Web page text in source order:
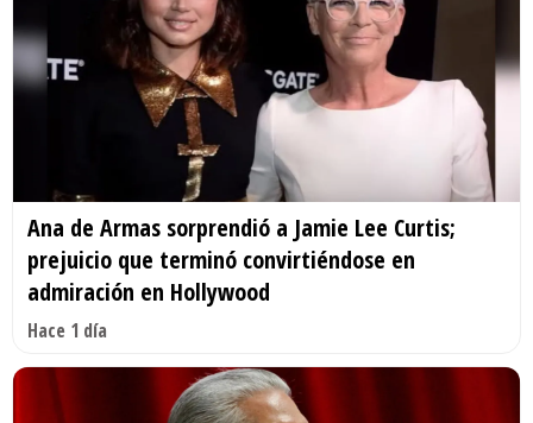
Ana de Armas sorprendió a Jamie Lee Curtis;
prejuicio que terminó convirtiéndose en
admiración en Hollywood
Hace 1 día